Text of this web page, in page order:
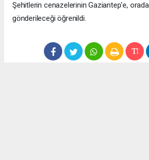
Şehitlerin cenazelerinin Gaziantep'e,
gönderileceği öğrenildi.